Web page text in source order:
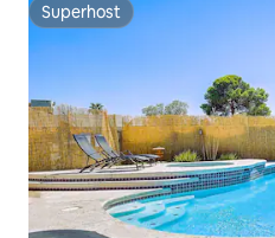
Superhost
Superhost